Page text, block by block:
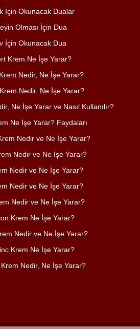
İçin Okunacak Dualar
Olması İçin Dua
İçin Okunacak Dua
Krem Ne İşe Yarar?
Nedir, Ne İşe Yarar?
Nedir, Ne İşe Yarar?
Ne İşe Yarar ve Nasıl Kullanılır?
Ne İşe Yarar? Faydaları
Nedir ve Ne İşe Yarar?
Nedir ve Ne İşe Yarar?
Nedir ve Ne İşe Yarar?
Nedir ve Ne İşe Yarar?
Nedir ve Ne İşe Yarar?
Krem Ne İşe Yarar?
Nedir ve Ne İşe Yarar?
Krem Ne İşe Yarar?
Nedir, Ne İşe Yarar?